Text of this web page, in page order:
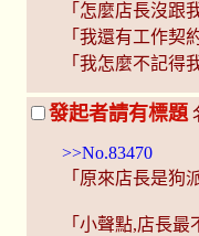
「怎麼店長沒跟
「我還有工作契
「我怎麼不記得
發起者請有標題
>>No.83470
「原來店長是狗
「小聲點,店長最